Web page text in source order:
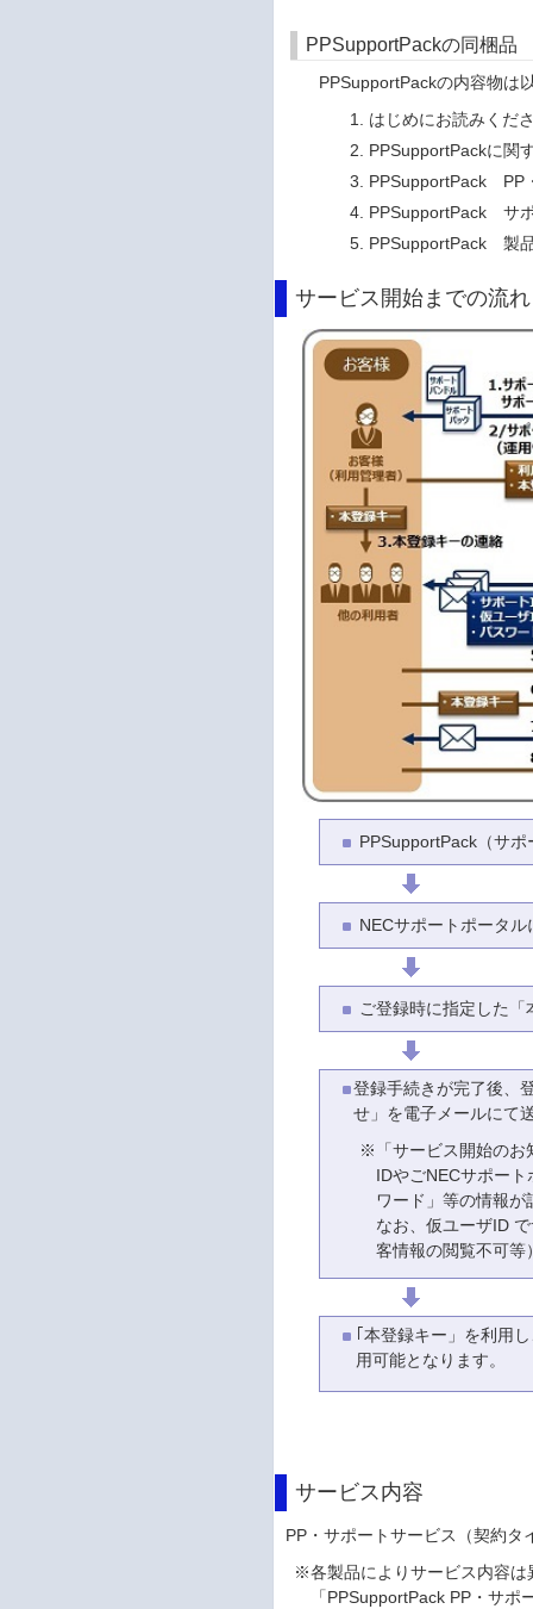
PPSupportPackの同梱品
PPSupportPackの内容物は
はじめにお読みくだ
PPSupportPackに関
PPSupportPack PP
PPSupportPack サ
PPSupportPack 製
サービス開始までの流れ
PPSupportPack（サ
NECサポートポータ
ご登録時に指定した
登録手続きが完了後、
せ」を電子メールにて
※
「サービス開始の
IDやごNECサポー
ワード」等の情報
なお、仮ユーザID
客情報の閲覧不可等
｢本登録キー」を利用
用可能となります。
サービス内容
PP・サポートサービス（契約
※各製品によりサービス内容
「PPSupportPack PP・サ